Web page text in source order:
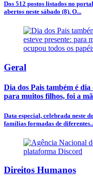
Dos 512 postos listados no
abertos neste sábado (8). O...
Geral
Dia dos Pais também é dia
para muitos filhos, foi a
Data especial, celebrada neste
famílias formadas de
Direitos Humanos